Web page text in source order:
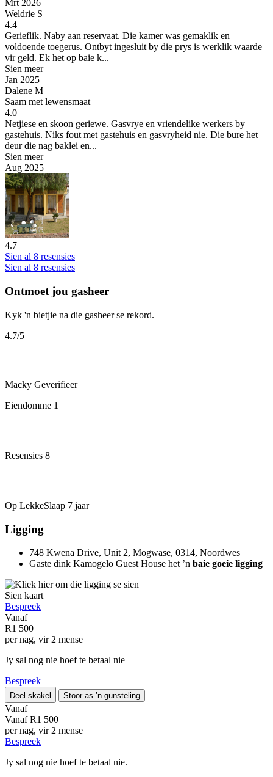
Mrt 2026
Weldrie S
4.4
Gerieflik. Naby aan reservaat. Die kamer was gemaklik en
voldoende toegerus. Ontbyt ingesluit by die prys is werklik waarde
vir geld. Ek het op baie k...
Sien meer
Jan 2025
Dalene M
Saam met lewensmaat
4.0
Netjiese en skoon geriewe. Gasvrye en vriendelike werkers by
gastehuis. Niks fout met gastehuis en gasvryheid nie. Die bure het
deur die nag baklei en...
Sien meer
Aug 2025
4.7
Sien al 8 resensies
Sien al 8 resensies
Ontmoet jou gasheer
Kyk 'n bietjie na die gasheer se rekord.
4.7/5
Macky Geverifieer
Eiendomme 1
Resensies 8
Op LekkeSlaap 7 jaar
Ligging
748 Kwena Drive, Unit 2, Mogwase, 0314, Noordwes
Gaste dink Kamogelo Guest House het ’n baie goeie ligging
Sien kaart
Bespreek
Vanaf
R1 500
per nag, vir 2 mense
Jy sal nog nie hoef te betaal nie
Bespreek
Deel skakel Stoor as ’n gunsteling
Vanaf
Vanaf R1 500
per nag, vir 2 mense
Bespreek
Jy sal nog nie hoef te betaal nie.